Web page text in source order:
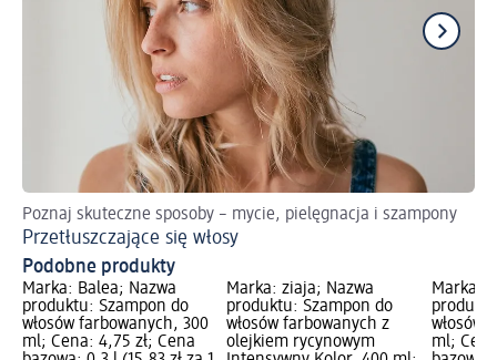
Poznaj skuteczne sposoby – mycie, pielęgnacja i szampony
Przetłuszczające się włosy
Podobne produkty
Marka: Balea; Nazwa
produktu: Szampon do
włosów farbowanych, 300
ml; Cena: 4,75 zł; Cena
Marka: ziaja; Nazwa
produktu: Szampon do
włosów farbowanych z
olejkiem rycynowym
Marka:
włosów
ml;